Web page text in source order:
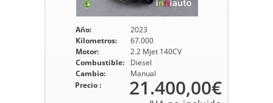
Año:
2023
Kilometros:
67.000
Motor:
2.2 Mjet 140CV
Combustible:
Diesel
Cambio:
Manual
Precio : 21.400,00€